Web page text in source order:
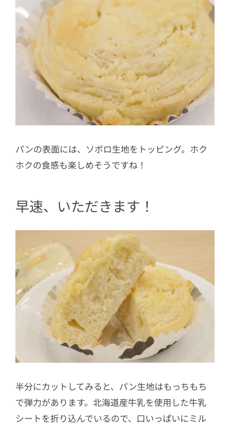
パンの表面には、ソボロ生地をトッピング。ホク
ホクの食感も楽しめそうですね！
早速、いただきます！
半分にカットしてみると、パン生地はもっちもち
で弾力があります。北海道産牛乳を使用した牛乳
シートを折り込んでいるので、口いっぱいにミル